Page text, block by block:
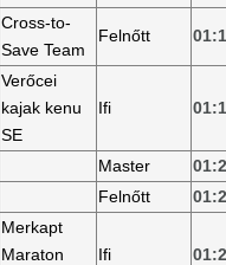
Cross-to-
Save Team
Felnőtt
Verőcei
kajak kenu
SE
Ifi
Master
Felnőtt
Merkapt
Maraton
Ifi